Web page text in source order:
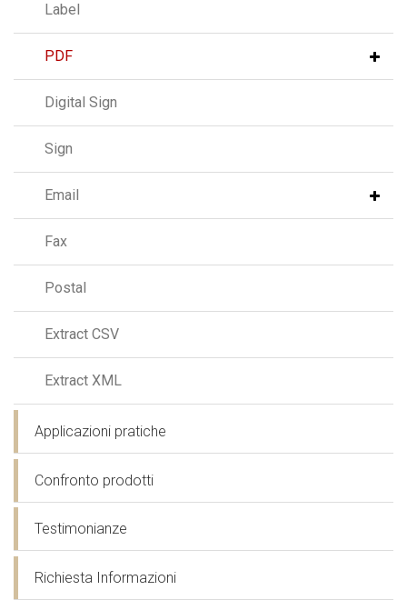
Label
PDF
Digital Sign
Sign
Email
Fax
Postal
Extract CSV
Extract XML
Applicazioni pratiche
Confronto prodotti
Testimonianze
Richiesta Informazioni